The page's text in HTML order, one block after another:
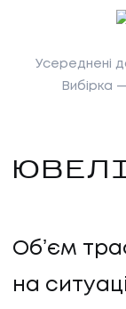
Усереднені
Вибірка
Обʼєм
на